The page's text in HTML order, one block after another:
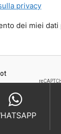
privacy
dei miei dati